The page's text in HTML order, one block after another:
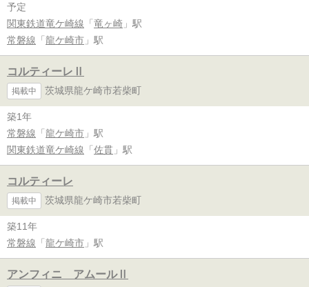
予定
関東鉄道竜ケ崎線 「 竜ヶ崎 」駅
常磐線 「 龍ケ崎市 」駅
コルティーレⅡ
掲載中 茨城県龍ケ崎市若柴町
築1年
常磐線 「 龍ケ崎市 」駅
関東鉄道竜ケ崎線 「 佐貫 」駅
コルティーレ
掲載中 茨城県龍ケ崎市若柴町
築11年
常磐線 「 龍ケ崎市 」駅
アンフィニ アムールⅡ